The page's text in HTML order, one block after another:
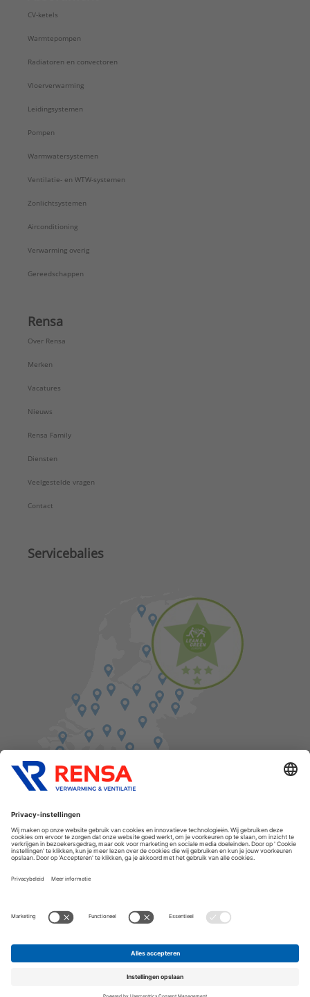
CV-ketels
Warmtepompen
Radiatoren en convectoren
Vloerverwarming
Leidingsystemen
Pompen
Warmwatersystemen
Ventilatie- en WTW-systemen
Zonlichtsystemen
Airconditioning
Verwarming overig
Gereedschappen
Rensa
Over Rensa
Merken
Vacatures
Nieuws
Rensa Family
Diensten
Veelgestelde vragen
Contact
Servicebalies
Cookies
Privacyverklaring
Disclaimer